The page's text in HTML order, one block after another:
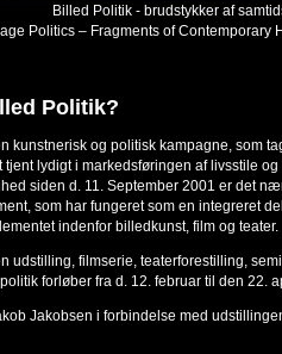
Billed Politik - brudstykker af
Politics – Fragments of Contemporary
Politik?
kunstnerisk og politisk kampagne, som
tjent lydigt i markedsføringen af livsstile
siden d. 11. September 2001 er det
som har fungeret som en integreret
indenfor billedkunst, film og teater.
udstilling, filmserie, teaterforestilling,
forløber fra d. 12. februar til den 22.
Jakobsen i forbindelse med